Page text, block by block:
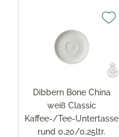
Dibbern Bone China
weiß Classic
Kaffee-/Tee-Untertasse
rund 0,20/0,25ltr.